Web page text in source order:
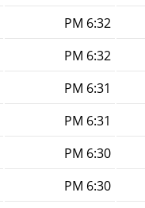
6:32 PM
6:32 PM
6:31 PM
6:31 PM
6:30 PM
6:30 PM